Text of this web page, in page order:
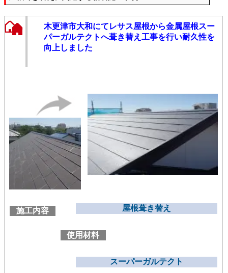
木更津市大和にてレサス屋根から金属屋根スー
パーガルテクトへ葺き替え工事を行い耐久性を
向上しました
施工内容 屋根葺き替え
使用材料
スーパーガルテクト